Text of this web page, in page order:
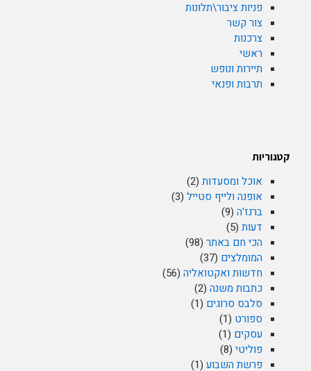
פניות ציבור\תלונות
צור קשר
צרכנות
ראשי
תיירות ונופש
תרבות ופנאי
קטגוריות
אוכל ומסעדות (2)
אופנה ולייף סטייל (3)
ברנז'ה (9)
דעות (5)
הכי חם באתר (98)
המומלצים (37)
חדשות ואקטואליה (56)
כתבות משנה (2)
סלבס סרוגים (1)
ספורט (1)
עסקים (1)
פוליטי (8)
פרשת השבוע (1)